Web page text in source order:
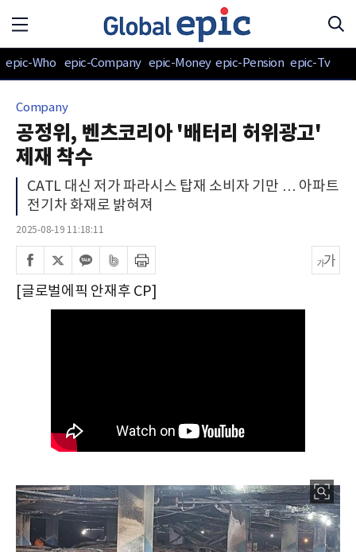
epic-Who epic-Company epic-Money epic-Pension epic-Tv
Company
공정위, 벤츠코리아 '배터리 허위광고'
제재 착수
CATL 대신 저가 파라시스 탑재 소비자 기만 … 아파트
전기차 화재로 밝혀져
2025-08-19 11:18:11
[글로벌에픽 안재후 CP]